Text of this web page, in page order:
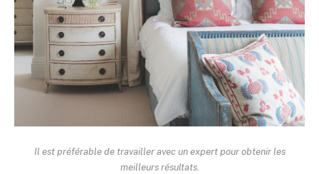
Il est préférable de travailler avec un expert pour obtenir les
meilleurs résultats.